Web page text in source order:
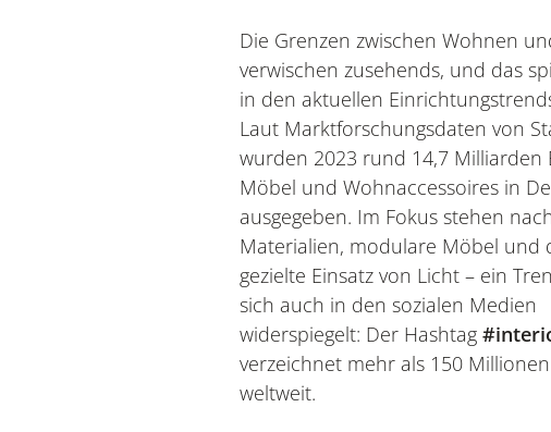
Die Grenzen zwischen Wohnen
verwischen zusehends, und das
in den aktuellen
Laut Marktforschungsdaten von
wurden 2023 rund 14,7 Milliarden
Möbel und Wohnaccessoires in
ausgegeben. Im Fokus stehen
Materialien, modulare Möbel und
gezielte Einsatz von Licht – ein
sich auch in den sozialen Medien
widerspiegelt: Der Hashtag
verzeichnet mehr als 150
weltweit.